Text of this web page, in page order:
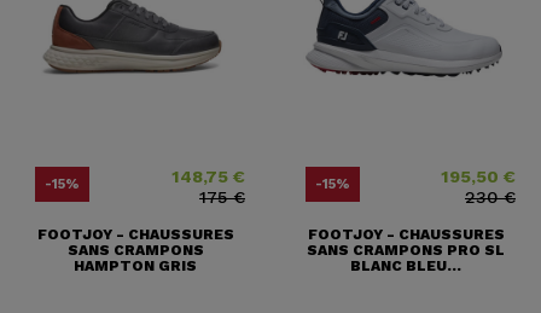
-15% 148,75 €
Prix ​​habituel
175 €
FOOTJOY - CHAUSSURES
SANS CRAMPONS
HAMPTON GRIS
-15% 195,50 €
Prix ​​habituel
230 €
FOOTJOY - CHAUSSURES
SANS CRAMPONS PRO SL
BLANC BLEU...